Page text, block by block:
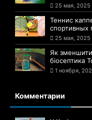
25 мая, 2025
Теннис
спортивных
25 мая, 2025
Як
біосептика
1 ноября,
Комментарии